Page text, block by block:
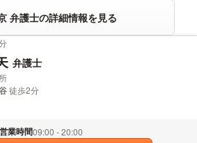
弁護士の詳細情報を見る
弁護士
徒歩2分
営業時間09:00 - 20:00